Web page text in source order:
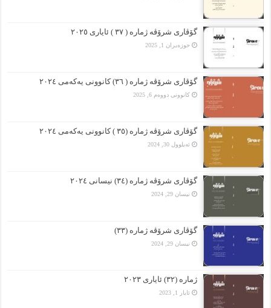
گۆڤارى شرۆڤە ژمارە ( ٣٧ ) ئایارى ٢٠٢٥
حوزه‌یران 1, 2025
گۆڤارى شرۆڤە ژمارە ( ٣٦) کانوونى یەکەمى ٢٠٢٤
کانوونی دووەم 6, 2025
گۆڤارى شرۆڤە ژمارە (٣٥ ) کانوونى یەکەمى ٢٠٢٤
ئەیلوول 30, 2024
گۆڤارى شرۆڤە ژمارە (٣٤) نیسانى ٢٠٢٤
نیسان 29, 2024
گۆڤاری شرۆڤە ژمارە (٣٣)
نیسان 29, 2024
ژمارە (٣٢) ئایاری ٢٠٢٣
ئایار 1, 2023